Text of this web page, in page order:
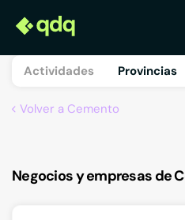
Actividades Provincias
Volver a Cemento
Negocios y empresas de